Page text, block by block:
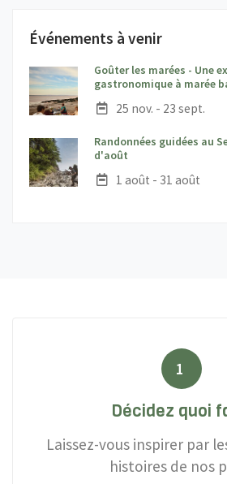
Événements à venir
Goûter les marées - Une
gastronomique à marée
Date :
25 nov. - 23 sept.
Randonnées guidées au
d'août
Date :
1 août - 31 août
1
Décidez quoi
Laissez-vous inspirer par
histoires de nos